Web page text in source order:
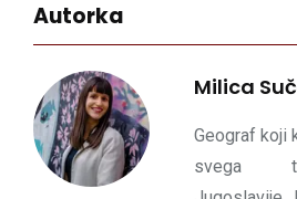
Autorka
Milica
Geograf koji
svega